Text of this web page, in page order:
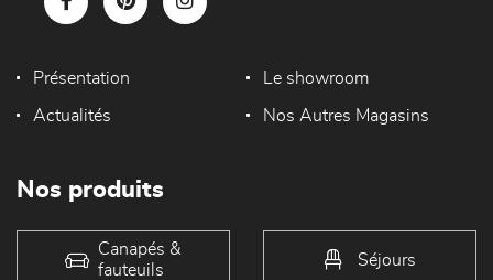
Présentation Le showroom
Actualités Nos Autres Magasins
Nos produits
Canapés &
fauteuils
Séjours